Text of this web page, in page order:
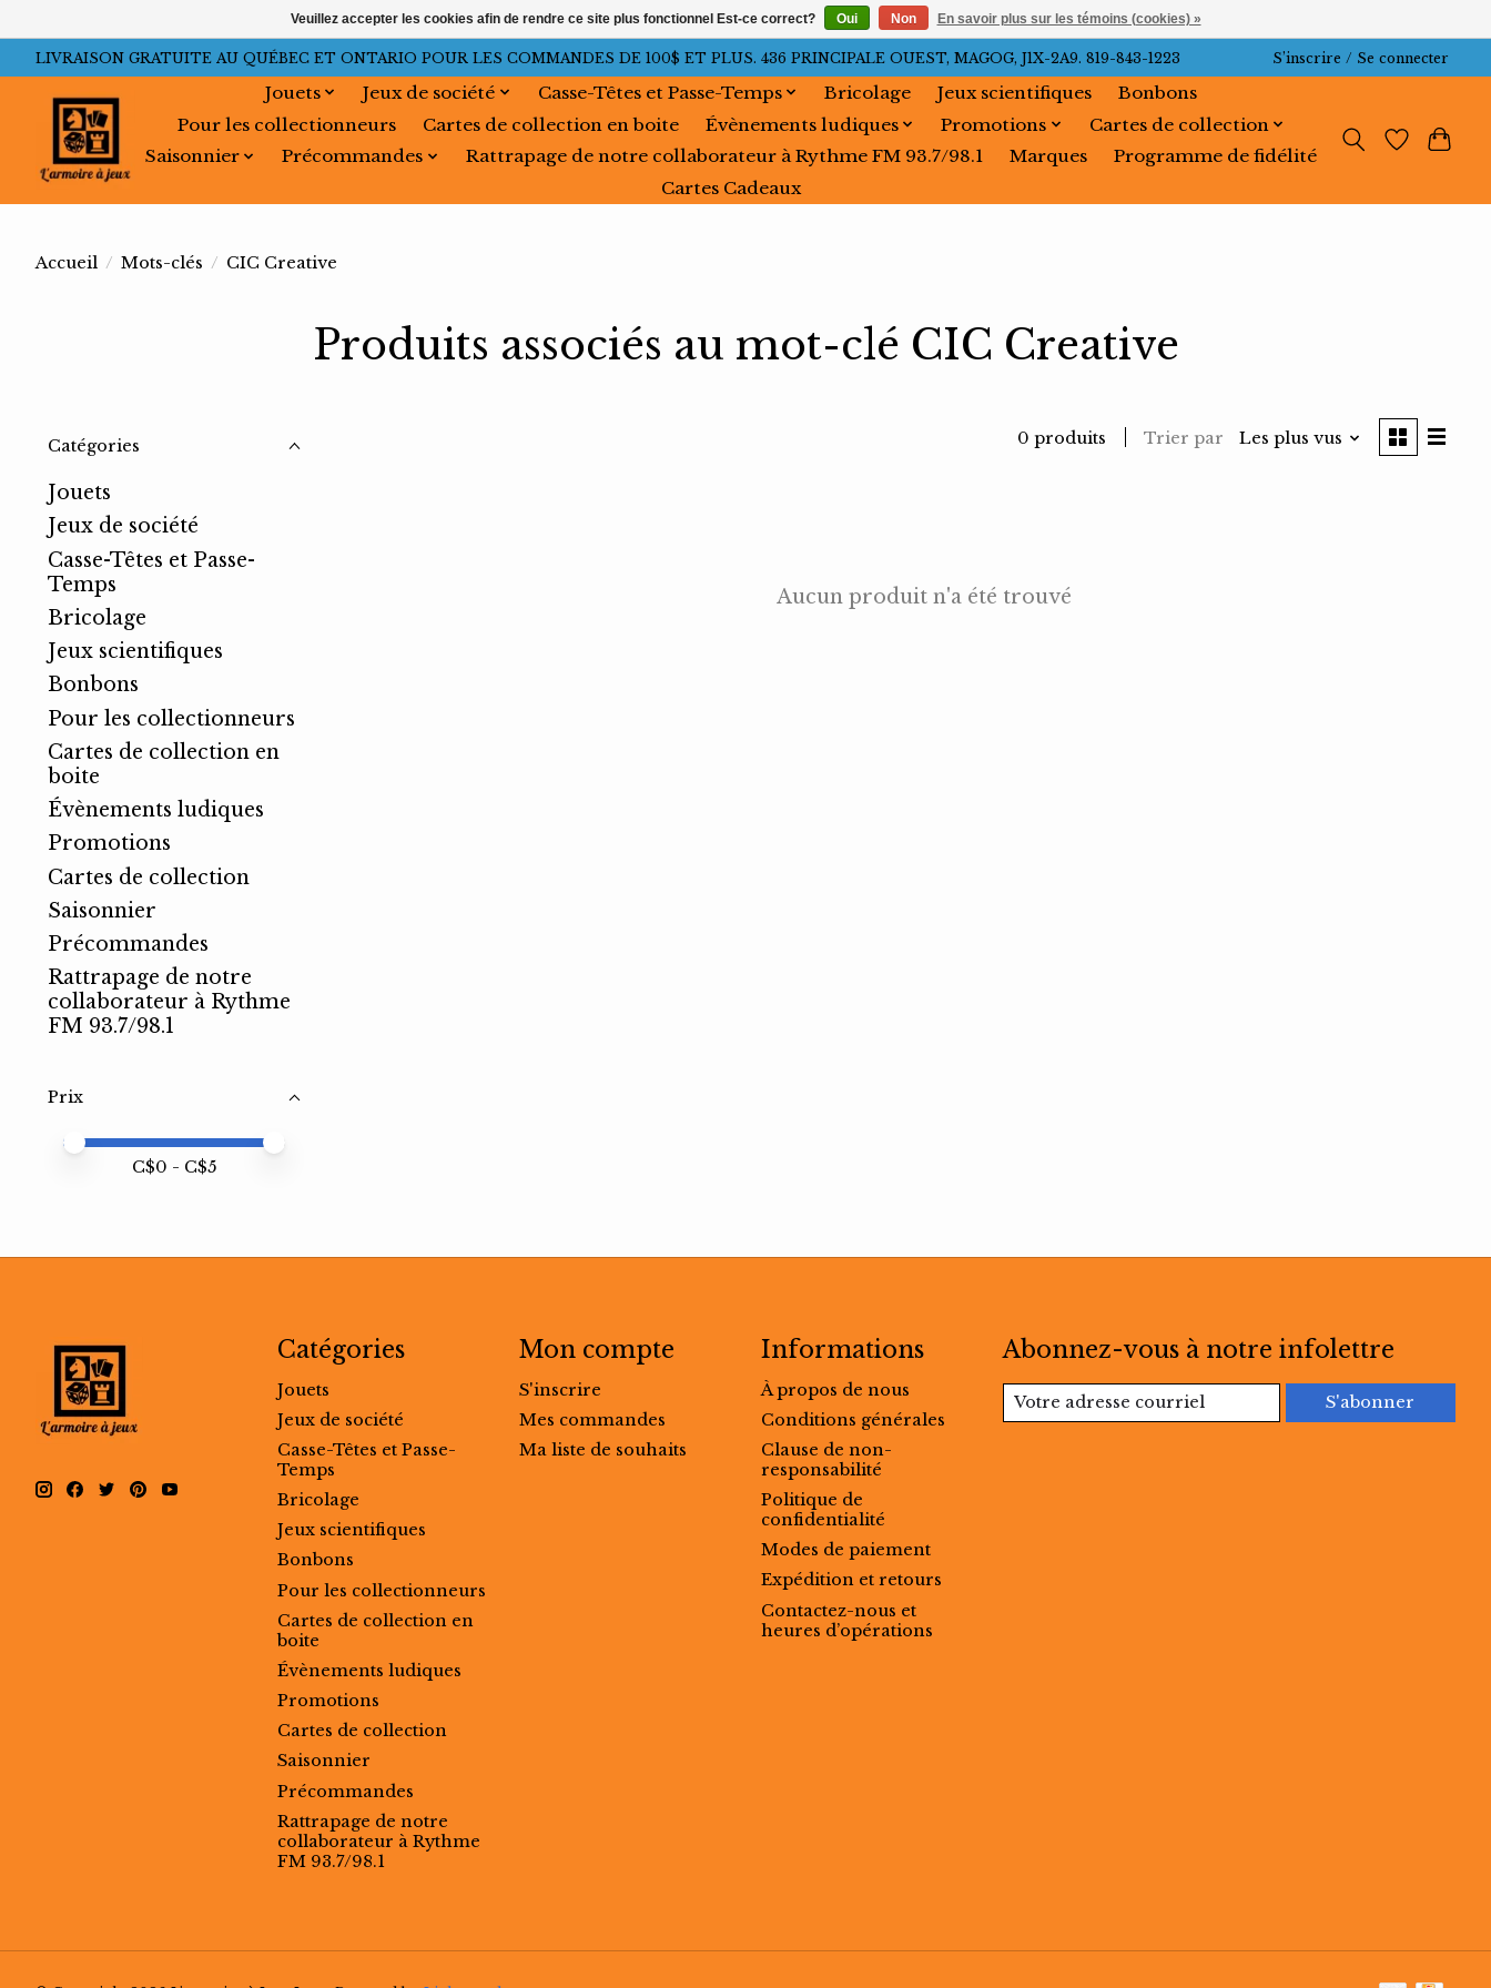
LIVRAISON GRATUITE AU QUÉBEC ET ONTARIO POUR LES COMMANDES DE 100$ ET PLUS. 436 PRINCIPALE OUEST, MAGOG, J1X-2A9. 819-843-1223 S’inscrire / Se connecter
Jouets Jeux de société Casse-Têtes et Passe-Temps Bricolage Jeux scientifiques
Bonbons
Pour les collectionneurs
Cartes de collection en boite Évènements ludiques Promotions
Cartes de collection
Saisonnier
Précommandes Rattrapage de notre collaborateur à Rythme FM 93.7/98.1 Marques
Programme de fidélité
Cartes Cadeaux
Accueil / Mots-clés / CIC Creative
Produits associés au mot-clé CIC Creative
Catégories
Jouets
Jeux de société
Casse-Têtes et Passe-
Temps
Bricolage
Jeux scientifiques
Bonbons
Pour les collectionneurs
Cartes de collection en
boite
Évènements ludiques
Promotions
Cartes de collection
Saisonnier
Précommandes
Rattrapage de notre
collaborateur à Rythme
FM 93.7/98.1
Prix
Prix minimum
Price maximum value
C$0 - C$5
0 produits Trier par Les plus vus
Aucun produit n'a été trouvé
Catégories
Jouets
Jeux de société
Casse-Têtes et Passe-
Temps
Bricolage
Jeux scientifiques
Bonbons
Pour les collectionneurs
Cartes de collection en
boite
Évènements ludiques
Promotions
Cartes de collection
Saisonnier
Précommandes
Rattrapage de notre
collaborateur à Rythme
FM 93.7/98.1
Mon compte
S'inscrire
Mes commandes
Ma liste de souhaits
Informations
À propos de nous
Conditions générales
Clause de non-
responsabilité
Politique de
confidentialité
Modes de paiement
Expédition et retours
Contactez-nous et
heures d’opérations
Abonnez-vous à notre infolettre
S'abonner
Veuillez accepter les cookies afin de rendre ce site plus fonctionnel Est-ce correct? Oui Non En savoir plus sur les témoins (cookies) »